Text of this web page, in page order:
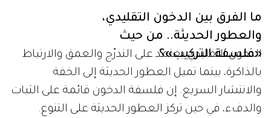
ما الفرق بين الدخون التقليدي،
والعطور الحديثة.. من حيث
«فلسفة التركيب»؟
الدخون التقليدي يعتمد على التدرّج والعمق والارتباط
بالذاكرة، بينما تميل العطور الحديثة إلى الخفة
والانتشار السريع. إن فلسفة الدخون قائمة على الثبات
والدفء، في حين تركز العطور الحديثة على التنوع.